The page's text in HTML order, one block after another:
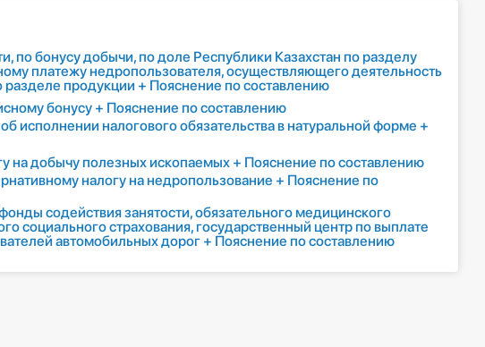
по бонусу добычи, по доле Республики Казахстан по разделу
платежу недропользователя, осуществляющего деятельность
разделе продукции + Пояснение по составлению
бонусу + Пояснение по составлению
исполнении налогового обязательства в натуральной форме +
на добычу полезных ископаемых + Пояснение по составлению
налогу на недропользование + Пояснение по
содействия занятости, обязательного медицинского
социального страхования, государственный центр по выплате
автомобильных дорог + Пояснение по составлению